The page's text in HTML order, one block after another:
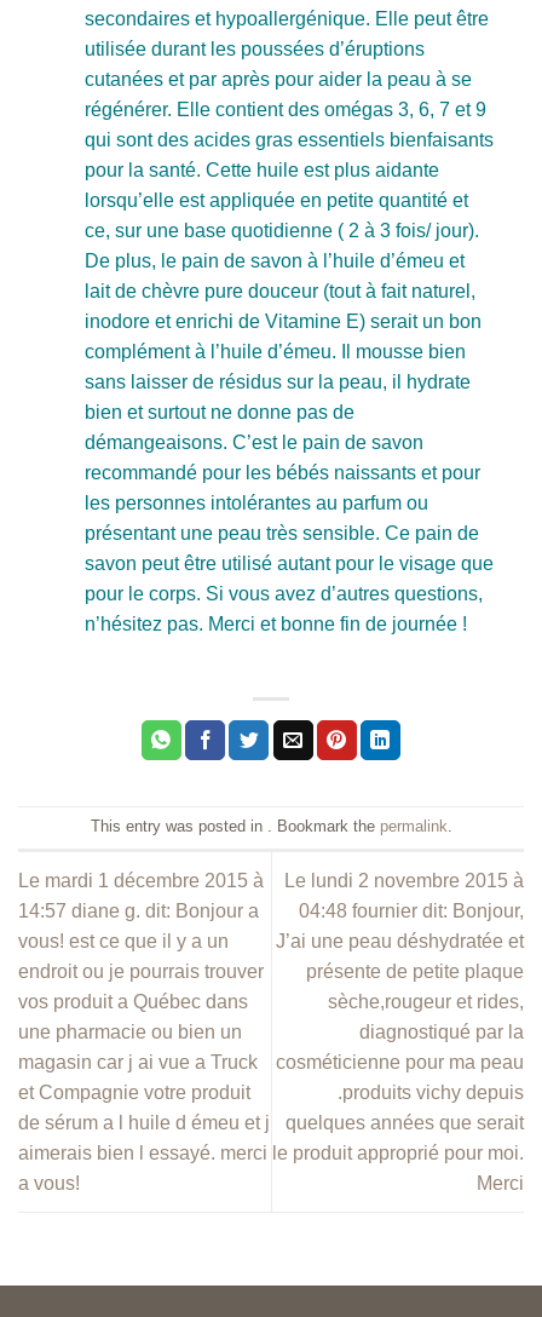
secondaires et hypoallergénique. Elle peut être
utilisée durant les poussées d’éruptions
cutanées et par après pour aider la peau à se
régénérer. Elle contient des omégas 3, 6, 7 et 9
qui sont des acides gras essentiels bienfaisants
pour la santé. Cette huile est plus aidante
lorsqu’elle est appliquée en petite quantité et
ce, sur une base quotidienne ( 2 à 3 fois/ jour).
De plus, le pain de savon à l’huile d’émeu et
lait de chèvre pure douceur (tout à fait naturel,
inodore et enrichi de Vitamine E) serait un bon
complément à l’huile d’émeu. Il mousse bien
sans laisser de résidus sur la peau, il hydrate
bien et surtout ne donne pas de
démangeaisons. C’est le pain de savon
recommandé pour les bébés naissants et pour
les personnes intolérantes au parfum ou
présentant une peau très sensible. Ce pain de
savon peut être utilisé autant pour le visage que
pour le corps. Si vous avez d’autres questions,
n’hésitez pas. Merci et bonne fin de journée !
This entry was posted in . Bookmark the permalink
Le mardi 1 décembre 2015 à
14:57 diane g. dit: Bonjour a
vous! est ce que il y a un
endroit ou je pourrais trouver
vos produit a Québec dans
une pharmacie ou bien un
magasin car j ai vue a Truck
et Compagnie votre produit
de sérum a l huile d émeu et j
aimerais bien l essayé. merci
a vous!
Le lundi 2 novembre 2015 à
04:48 fournier dit: Bonjour,
J’ai une peau déshydratée et
présente de petite plaque
sèche,rougeur et rides,
diagnostiqué par la
cosméticienne pour ma peau
.produits vichy depuis
quelques années que serait
le produit approprié pour moi.
Merci